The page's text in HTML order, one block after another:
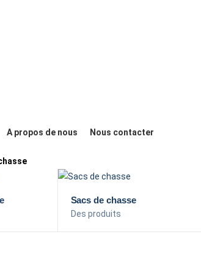
A propos de nous Nous contacter
Sacs de chasse
Des produits